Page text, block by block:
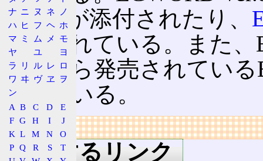
Ver.9.0が添付されたり、
添付されている。また
ムズから発売されてい
されている。
リンク
関連するリンク
ナ ニ ヌ ネ
ノ
ハ ヒ フ ヘ ホ
マ ミ ム メ
モ
ヤ
ユ
ヨ
ラ
リ ル レ ロ
ワ ヰ ヴ ヱ
ヲ
ン
A B C D
E
F G H I
J
K L M N
O
P Q R S
T